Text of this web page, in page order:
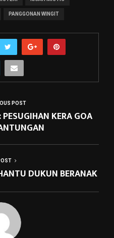
PANGGONAN WINGIT
POST
KERA GOA
DUKUN BERANAK